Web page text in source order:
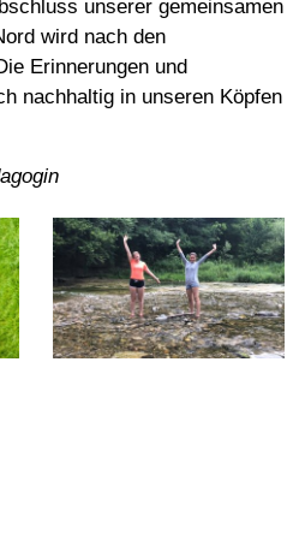
unserer gemeinsamen
wird nach den
Erinnerungen und
nachhaltig in unseren Köpfen